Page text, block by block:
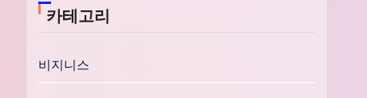
카테고리
비지니스